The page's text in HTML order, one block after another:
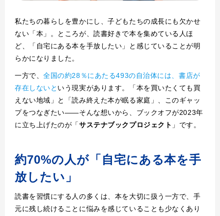
私たちの暮らしを豊かにし、子どもたちの成長にも欠かせ
ない「本」。ところが、読書好きで本を集めている人ほ
ど、「自宅にある本を手放したい」と感じていることが明
らかになりました。
一方で、全国の約28％にあたる493の自治体には、書店が
存在しないと いう現実があります。「本を買いたくても買
えない地域」と「読み終えた本が眠る家庭」、このギャッ
プをつなぎたい——そんな想いから、ブックオフが2023年
に立ち上げたのが「サステナブックプロジェクト 」です。
約70%の人が「自宅にある本を手
放したい」
読書を習慣にする人の多くは、本を大切に扱う一方で、手
元に残し続けることに悩みを感じていることも少なくあり